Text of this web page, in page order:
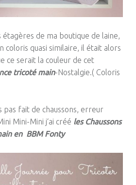
étagères de ma boutique de laine,
coloris quasi similaire, il était alors
ce serait la couleur de cet
tricoté main-Nostalgie.( Coloris
pas fait de chaussons, erreur
Mini-Mini j‘ai créé les Chaussons
en BBM Fonty